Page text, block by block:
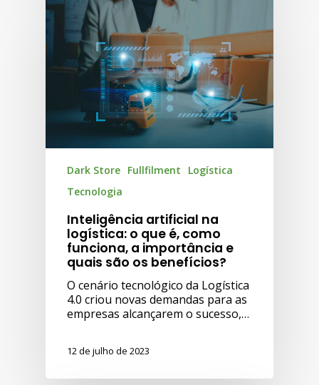
Dark Store Fullfilment
Logística
Tecnologia
Inteligência artificial na
logística: o que é, como
funciona, a importância e
quais são os benefícios?
O cenário tecnológico da Logística
4.0 criou novas demandas para as
empresas alcançarem o sucesso,…
12 de julho de 2023